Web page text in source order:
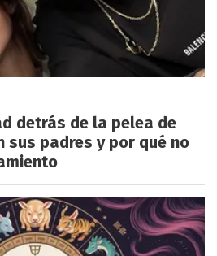
detrás de la pelea de
sus padres y por qué no